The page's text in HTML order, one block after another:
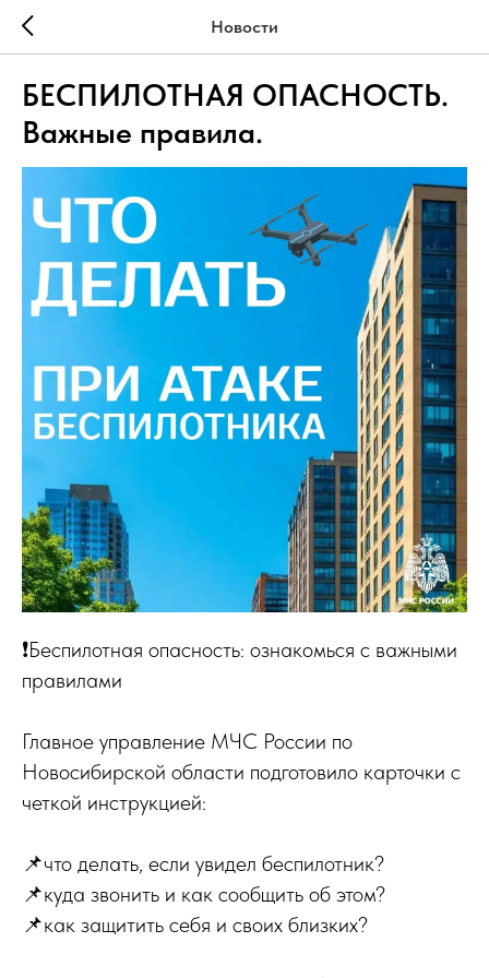
Новости
БЕСПИЛОТНАЯ ОПАСНОСТЬ.
Важные правила.
❗Беспилотная опасность: ознакомься с важными
правилами
Главное управление МЧС России по
Новосибирской области подготовило карточки с
четкой инструкцией:
📌что делать, если увидел беспилотник?
📌куда звонить и как сообщить об этом?
📌как защитить себя и своих близких?